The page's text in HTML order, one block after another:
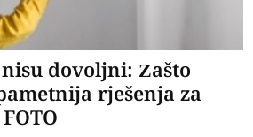
dovoljni: Zašto
rješenja za